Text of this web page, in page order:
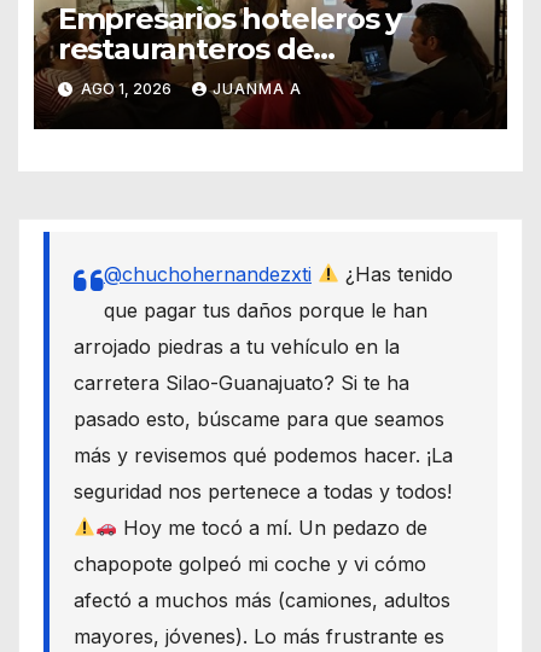
Empresarios hoteleros y
restauranteros de
Guanajuato buscan frenar
intentos de extorsión
AGO 1, 2026 JUANMA A
@chuchohernandezxti
¿Has tenido
que pagar tus daños porque le han
arrojado piedras a tu vehículo en la
carretera Silao-Guanajuato? Si te ha
pasado esto, búscame para que seamos
más y revisemos qué podemos hacer. ¡La
seguridad nos pertenece a todas y todos!
Hoy me tocó a mí. Un pedazo de
chapopote golpeó mi coche y vi cómo
afectó a muchos más (camiones, adultos
mayores, jóvenes). Lo más frustrante es